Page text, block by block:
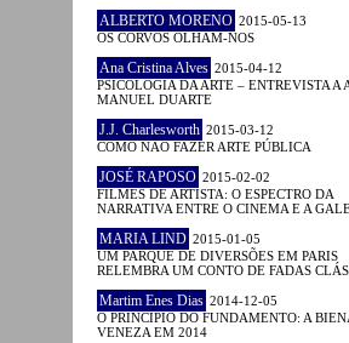
ALBERTO MORENO 2015-05-13
OS CORVOS OLHAM-NOS
Ana Cristina Alves 2015-04-12
PSICOLOGIA DA ARTE – ENTREVISTA A
MANUEL DUARTE
J.J. Charlesworth 2015-03-12
COMO NÃO FAZER ARTE PÚBLICA
JOSÉ RAPOSO 2015-02-02
FILMES DE ARTISTA: O ESPECTRO DA
NARRATIVA ENTRE O CINEMA E A
MARIA LIND 2015-01-05
UM PARQUE DE DIVERSÕES EM PARIS
RELEMBRA UM CONTO DE FADAS
Martim Enes Dias 2014-12-05
O PRINCÍPIO DO FUNDAMENTO: A
VENEZA EM 2014